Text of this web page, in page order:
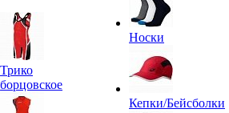
Трико
борцовское
Носки
Кепки/Бейсболки